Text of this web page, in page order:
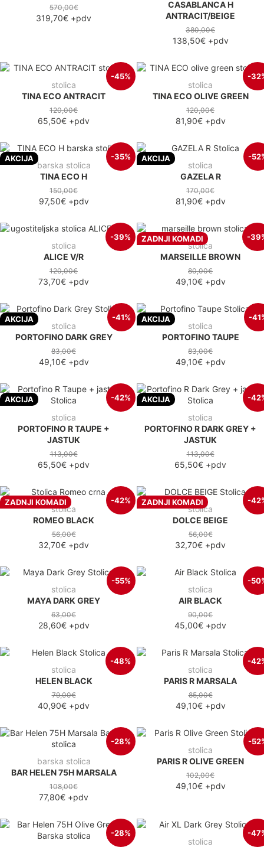
570,00€
319,70€ +pdv
CASABLANCA H
ANTRACIT/BEIGE
380,00€
138,50€+pdv
-45%
stolica
TINA ECO ANTRACIT
120,00€
65,50€ +pdv
-
stolica
TINA ECO OLIVE GREEN
120,00€
81,90€+pdv
AKCIJA -35%
barska stolica
TINA ECO H
150,00€
97,50€+pdv
AKCIJA -
stolica
GAZELA R
170,00€
81,90€+pdv
-39%
stolica
ALICE V/R
120,00€
73,70€ +pdv
ZADNJI KOMADI -
stolica
MARSEILLE BROWN
80,00€
49,10€+pdv
AKCIJA -41%
stolica
PORTOFINO DARK GREY
83,00€
49,10€+pdv
AKCIJA -
stolica
PORTOFINO TAUPE
83,00€
49,10€+pdv
AKCIJA -42%
stolica
PORTOFINO R TAUPE +
JASTUK
113,00€
65,50€ +pdv
AKCIJA -
stolica
PORTOFINO R DARK GREY +
JASTUK
113,00€
65,50€ +pdv
ZADNJI KOMADI -42%
stolica
ROMEO BLACK
56,00€
32,70€ +pdv
ZADNJI KOMADI -
stolica
DOLCE BEIGE
56,00€
32,70€ +pdv
-55%
stolica
MAYA DARK GREY
63,00€
28,60€+pdv
-
stolica
AIR BLACK
90,00€
45,00€ +pdv
-48%
stolica
HELEN BLACK
79,00€
40,90€ +pdv
-
stolica
PARIS R MARSALA
85,00€
49,10€+pdv
-28%
barska stolica
BAR HELEN 75H MARSALA
108,00€
77,80€ +pdv
-
stolica
PARIS R OLIVE GREEN
102,00€
49,10€+pdv
-28% -
stolica